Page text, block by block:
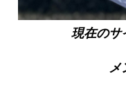
現在のサ
メ